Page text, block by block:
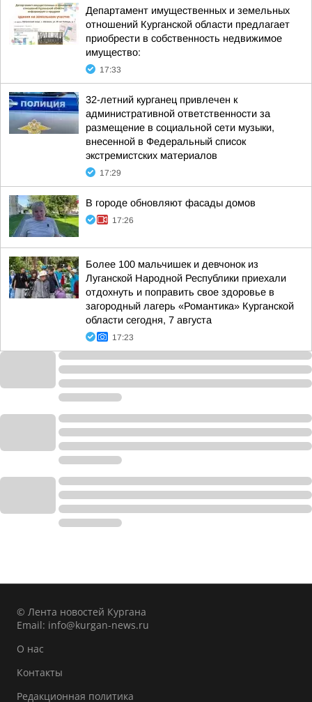
Департамент имущественных и земельных
отношений Курганской области предлагает
приобрести в собственность недвижимое
имущество:
17:33
32-летний курганец привлечен к
административной ответственности за
размещение в социальной сети музыки,
внесенной в Федеральный список
экстремистских материалов
17:29
В городе обновляют фасады домов
17:26
Более 100 мальчишек и девчонок из
Луганской Народной Республики приехали
отдохнуть и поправить свое здоровье в
загородный лагерь «Романтика» Курганской
области сегодня, 7 августа
17:23
© Лента новостей Кургана
Email: info@kurgan-news.ru
О нас
Контакты
Редакционная политика